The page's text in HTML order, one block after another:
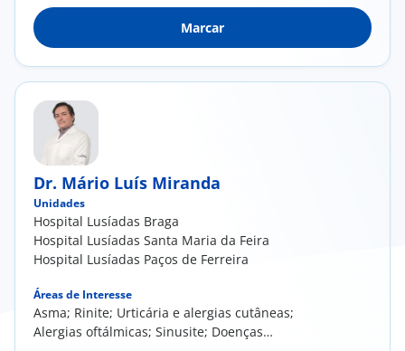
(dermatite de contacto, dermatite atópica,
Urticária e Angioedema); Alergia a
Medicamentos; Anafilaxia
Marcar
Dr. Mário Luís Miranda
Unidades
Hospital Lusíadas Braga
Hospital Lusíadas Santa Maria da Feira
Hospital Lusíadas Paços de Ferreira
Áreas de Interesse
Asma; Rinite; Urticária e alergias cutâneas;
Alergias oftálmicas; Sinusite; Doenças